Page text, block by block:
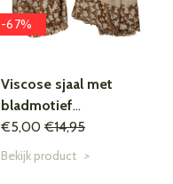
-67%
Viscose sjaal met
bladmotief
beige/oranje *
€5,00 €14,95
Bekijk product >